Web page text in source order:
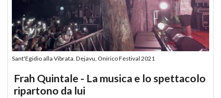
Sant'Egidio alla Vibrata. Dejavu, Onirico Festival 2021
Frah Quintale - La musica e lo spettacolo
ripartono da lui